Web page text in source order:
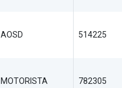
AOSD 514225
MOTORISTA 782305